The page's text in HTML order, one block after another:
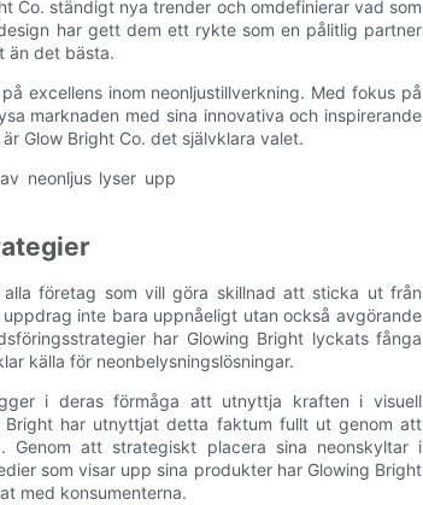
Co. ständigt nya trender och omdefinierar vad som
har gett dem ett rykte som en pålitlig partner
än det bästa.
excellens inom neonljustillverkning. Med fokus på
marknaden med sina innovativa och inspirerande
Glow Bright Co. det självklara valet.
företag som vill göra skillnad att sticka ut från
inte bara uppnåeligt utan också avgörande
har Glowing Bright lyckats fånga
källa för neonbelysningslösningar.
i deras förmåga att utnyttja kraften i visuell
Bright har utnyttjat detta faktum fullt ut genom att
Genom att strategiskt placera sina neonskyltar i
som visar upp sina produkter har Glowing Bright
med konsumenterna.